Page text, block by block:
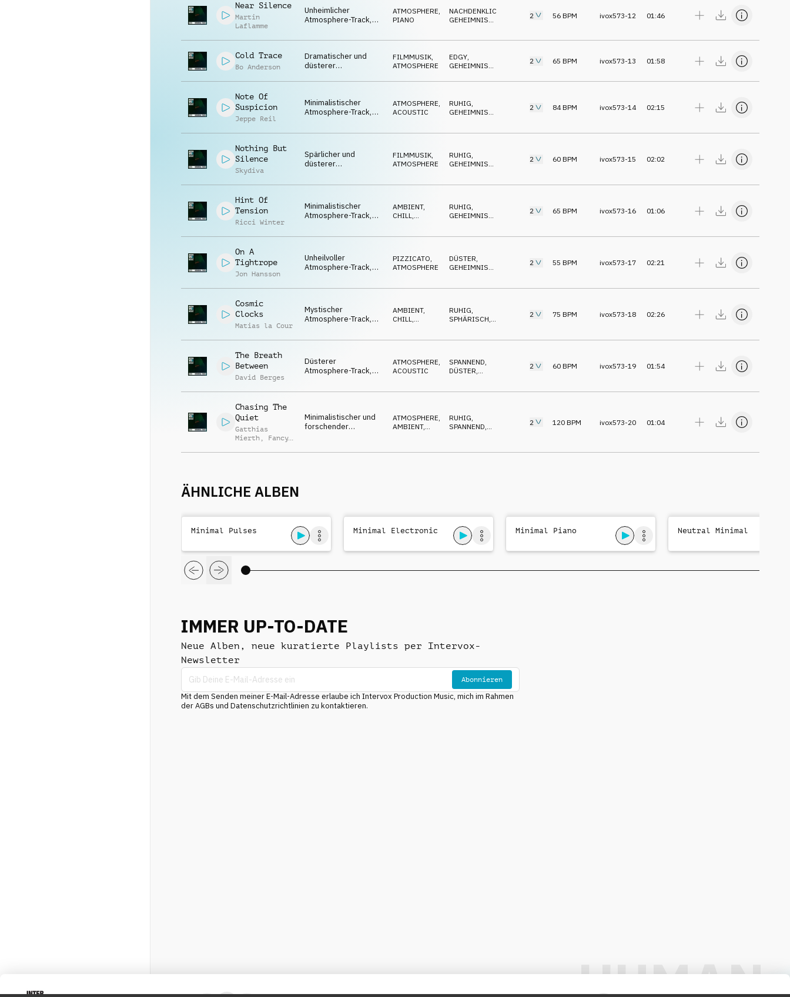
düster
Near Silence
Martin
Laflamme
Unheimlicher
Atmosphere-Track,
geheimnisvoller Hall,
ATMOSPHERE,
PIANO
NACHDENKLICH
GEHEIMNISVOLL
2 56 BPM ivox573-12 01:46
Cold Trace
Bo Anderson
Dramatischer und
düsterer
bearbeitete
angespanntes
Warten, spärlich
FILMMUSIK
ATMOSPHERE
EDGY
GEHEIMNISVOLL
2 65 BPM ivox573-13 01:58
Note Of
Suspicion
Jeppe Reil
Minimalistischer
Atmosphere-Track,
lange Echos,
ATMOSPHERE
ACOUSTIC
RUHIG
GEHEIMNISVOLL
2 84BPM ivox573-14 02:15
Nothing But
Silence
Skydiva
Spärlicher und
düsterer
einsame Hang-Drum-
und ruhig
FILMMUSIK
ATMOSPHERE
RUHIG
GEHEIMNISVOLL
2 60 BPM ivox573-15 02:02
Hint Of
Tension
Ricci Winter
Minimalistischer
Atmosphere-Track,
Synthesizer-Töne,
AMBIENT,
CHILL
RUHIG
GEHEIMNISVOLL
2 65 BPM ivox573-16 01:06
On A
Tightrope
Jon Hansson
Unheilvoller
Atmosphere-Track,
Violine und Vibraphon,
PIZZICATO
ATMOSPHERE
DÜSTER
GEHEIMNISVOLL
2 55 BPM ivox573-17 02:21
Cosmic
Clocks
Matias la Cour
Mystischer
Atmosphere-Track,
lange Echos,
wartend
AMBIENT,
CHILL
RUHIG
SPHÄRISCH
2 75 BPM ivox573-18 02:26
The Breath
Between
David Berges
Düsterer
Atmosphere-Track,
Akustikgitarre,
ATMOSPHERE
ACOUSTIC
SPANNEND
DÜSTER
2 60 BPM ivox573-19 01:54
Chasing The
Quiet
Gatthias
Mierth , Fancy
Minimalistischer und
forschender
Töne, ruhig
ATMOSPHERE,
AMBIENT,
RUHIG,
SPANNEND,
2 120 BPM ivox573-20 01:04
ÄHNLICHE ALBEN
Minimal Pulses Minimal Electronic Minimal Piano Neutral Minimal
IMMER UP-TO-DATE
Neue Alben, neue kuratierte Playlists per Intervox-
Newsletter
Abonnieren
Mit dem Senden meiner E-Mail-Adresse erlaube ich Intervox Production Music, mich im Rahmen
der AGBs und Datenschutzrichtlinien zu kontaktieren.